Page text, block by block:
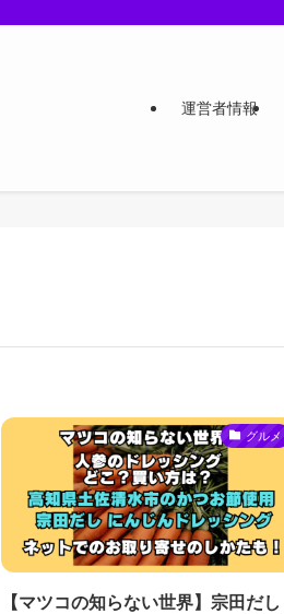
運営者情報
グルメ
【マツコの知らない世界】宗田だし